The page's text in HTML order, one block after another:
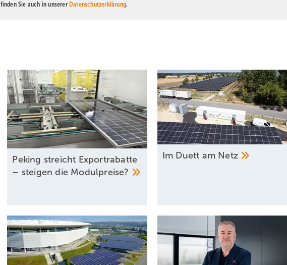
finden Sie auch in unserer Datenschutzerklärung.
Peking streicht Exportrabatte
– steigen die Modulpreise?
Im Duett am Netz